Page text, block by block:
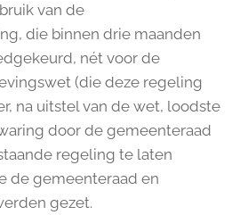
van de
die binnen drie maanden
nét voor de
(die deze regeling
na uitstel van de wet, loodste
door de gemeenteraad
regeling te laten
de gemeenteraad en
gezet.